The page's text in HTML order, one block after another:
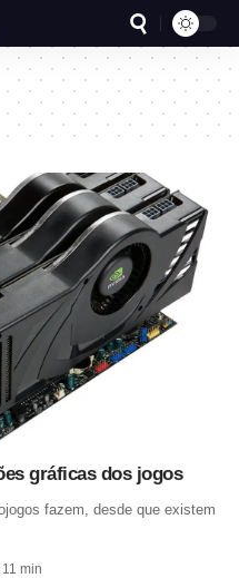
gráficas dos jogos
fazem, desde que existem
min